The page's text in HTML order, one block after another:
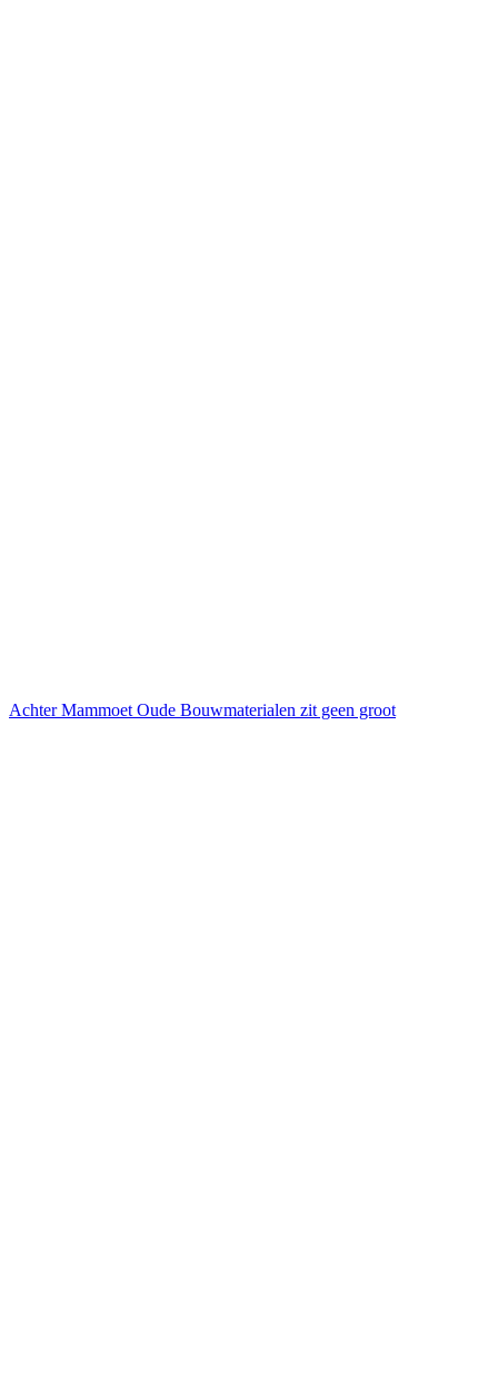
Achter Mammoet Oude Bouwmaterialen zit geen groot